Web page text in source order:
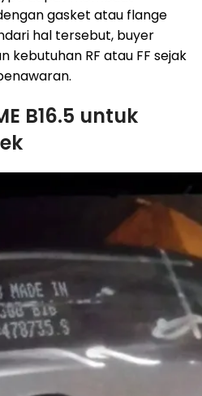
gasket atau flange
hal tersebut, buyer
kebutuhan RF atau FF sejak
B16.5 untuk